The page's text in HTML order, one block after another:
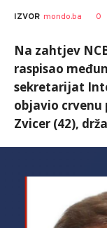
IZVOR mondo.ba 0
Na zahtjev
raspisao
sekretarijat
objavio crvenu
Zvicer (42),